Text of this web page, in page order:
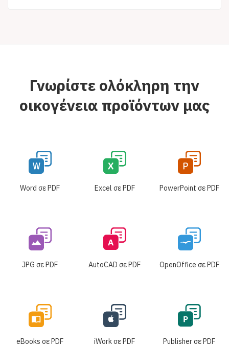
Γνωρίστε ολόκληρη την
οικογένεια προϊόντων μας
Word σε PDF Excel σε PDF PowerPoint σε PDF
JPG σε PDF AutoCAD σε PDF OpenOffice σε PDF
eBooks σε PDF iWork σε PDF Publisher σε PDF